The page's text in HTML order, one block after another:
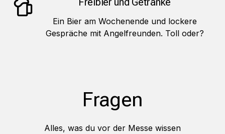
Ein Bier am Wochenende und lockere
Gespräche mit Angelfreunden. Toll oder?
Fragen
Alles, was du vor der Messe wissen